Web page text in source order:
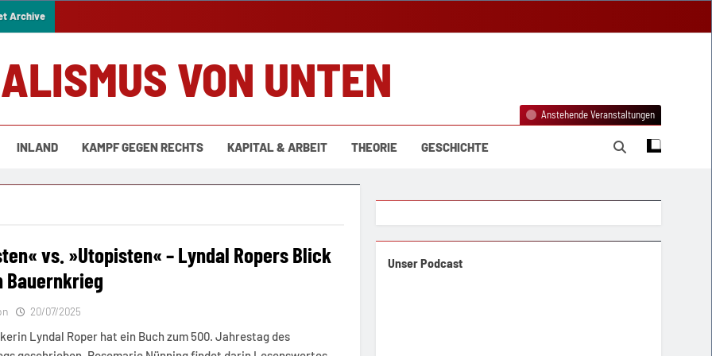
Archive
VON UNTEN
INLAND KAMPF GEGEN RECHTS KAPITAL & ARBEIT THEORIE GESCHICHTE
Anstehende Veranstaltungen
vs. »Utopisten« – Lyndal Ropers Blick
Bauernkrieg
20/07/2025
Lyndal Roper hat ein Buch zum 500. Jahrestag des
Unser Podcast